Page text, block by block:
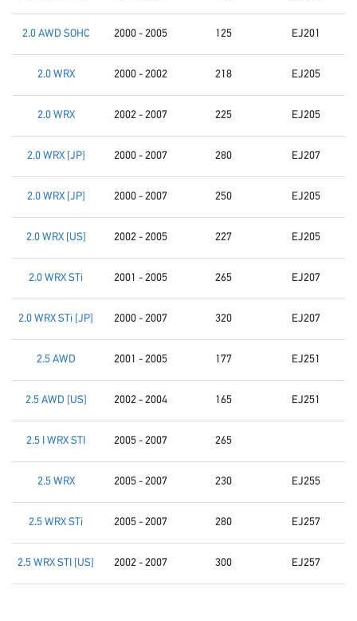
2.0 AWD SOHC 2000 - 2005 125 EJ201
2.0 WRX 2000 - 2002 218 EJ205
2.0 WRX 2002 - 2007 225 EJ205
2.0 WRX [JP] 2000 - 2007 280 EJ207
2.0 WRX [JP] 2000 - 2007 250 EJ205
2.0 WRX [US] 2002 - 2005 227 EJ205
2.0 WRX STi 2001 - 2005 265 EJ207
2.0 WRX STi [JP] 2000 - 2007 320 EJ207
2.5 AWD 2001 - 2005 177 EJ251
2.5 AWD [US] 2002 - 2004 165 EJ251
2.5 I WRX STI 2005 - 2007 265
2.5 WRX 2005 - 2007 230 EJ255
2.5 WRX STi 2005 - 2007 280 EJ257
2.5 WRX STI [US] 2002 - 2007 300 EJ257